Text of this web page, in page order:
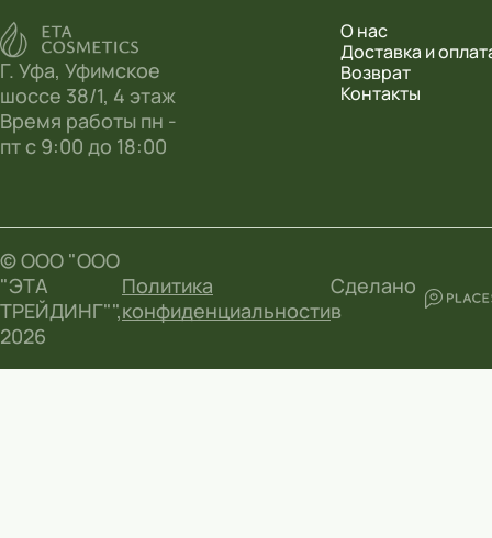
Г. Уфа, Уфимское
шоссе 38/1, 4 этаж
Время работы пн -
пт с 9:00 до 18:00
О нас
Доставка и
Возврат
Контакты
© ООО "ООО
"ЭТА
ТРЕЙДИНГ"",
2026
Политика
конфиденциальности
Сделано
в